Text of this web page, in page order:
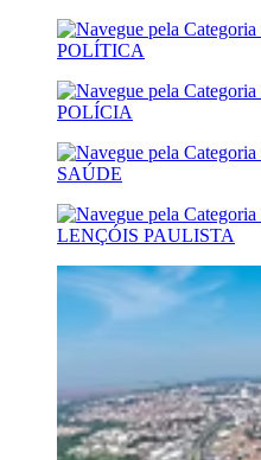
POLÍTICA
POLÍCIA
SAÚDE
LENÇÓIS PAULISTA